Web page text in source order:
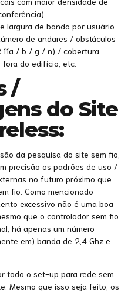
largura de banda por usuário
de andares / obstáculos
/ b / g / n) / cobertura
do edifício, etc.
/
do Site
da pesquisa do site sem fio,
precisão os padrões de uso /
no futuro próximo que
fio. Como mencionado
excessivo não é uma boa
que o controlador sem fio
há apenas um número
em) banda de 2,4 Ghz e
todo o set-up para rede sem
Mesmo que isso seja feito, os